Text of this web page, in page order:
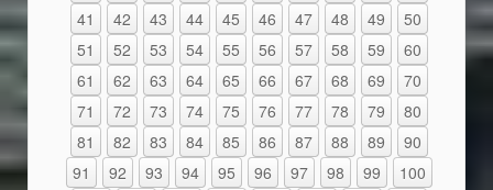
41
42 43 44 45 46 47 48 49
50
51
52 53 54 55 56 57 58 59
60
61
62 63 64 65 66 67 68 69
70
71
72 73 74 75 76 77 78 79
80
81
82 83 84 85 86 87 88 89
90
91
92 93 94 95 96 97 98 99
100